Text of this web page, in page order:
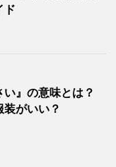
ド
い』の意味とは？
がいい？